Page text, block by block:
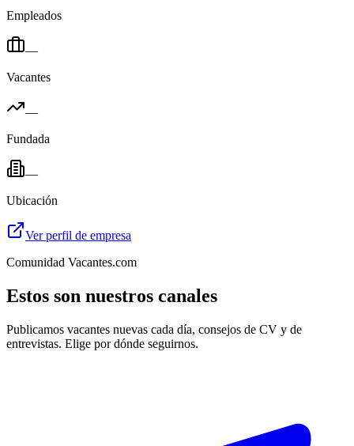
Empleados
—
Vacantes
—
Fundada
—
Ubicación
Ver perfil de empresa
Comunidad Vacantes.com
Estos son nuestros canales
Publicamos vacantes nuevas cada día, consejos de CV y de
entrevistas. Elige por dónde seguirnos.